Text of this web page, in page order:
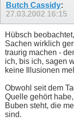
Butch Cassidy:
27.03.2002 16:15
Hübsch
Sachen wirklich
traurig machen -
ich, bis ich, sagen
keine Illusionen
Obwohl seit dem
Quelle gehört
Buben steht, die
sind.